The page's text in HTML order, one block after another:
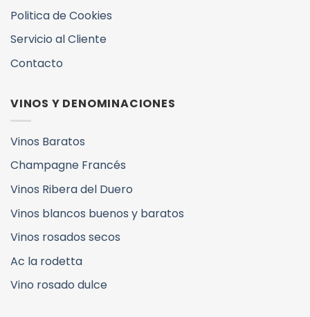
Politica de Cookies
Servicio al Cliente
Contacto
VINOS Y DENOMINACIONES
Vinos Baratos
Champagne Francés
Vinos Ribera del Duero
Vinos blancos buenos y baratos
Vinos rosados secos
Ac la rodetta
Vino rosado dulce